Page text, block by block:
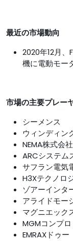
最近の市場動向
2020年12月
機に電動モー
市場の主要プレー
シーメンス
ウィンディン
NEMA株式会社
ARCシステム
サフラン電気
H3Xテクノロ
ゾアーインタ
アライドモー
マグニエック
MGMコンプロ
EMRAXドゥー